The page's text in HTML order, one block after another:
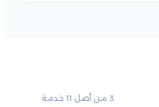
3 من أصل 11 خدمة